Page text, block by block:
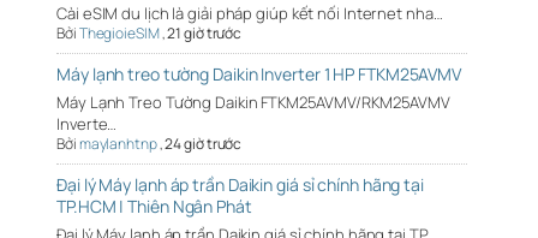
Cài eSIM du lịch là giải pháp giúp kết nối Internet nha…
BởiThegioieSIM,21 giờ trước
Máy lạnh treo tường Daikin Inverter 1 HP FTKM25AVMV
Máy Lạnh Treo Tường Daikin FTKM25AVMV/RKM25AVMV
Inverte…
Bởimaylanhtnp,24 giờ trước
Đại lý Máy lạnh áp trần Daikin giá sỉ chính hãng tại
TP.HCM | Thiên Ngân Phát